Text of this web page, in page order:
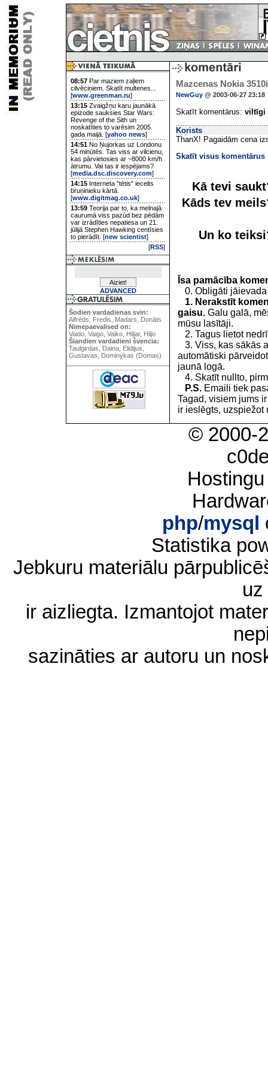
08:57 Par maziem zaļiem
cilvēciņiem. Skatīt multenes...
[www.greenman.ru]
13:15 Zvaigžņu karu jaunākā
epizode sauksies Star Wars:
Revenge of the Sith un
noskatīties to varēsim 2005.
gada maijā. [yahoo news]
14:51 No Ņujorkas uz Londonu
54 minūtēs. Tas viss ar vilcienu,
kas pārvietosies ar ~8000 km/h
ātrumu. Vai tas ir iespējams?
[media.dsc.discovery.com]
14:15 Interneta "tētis" iecelts
bruņinieku kārtā.
[www.digitmag.co.uk]
13:59 Teorija par to, ka melnajā
caurumā viss pazūd bez pēdām
var izrādīties nepatiesa un 21.
jūlijā Stephen Hawking centīsies
to pierādīt. [new scientist]
[RSS]
ADVANCED
Šodien vardadienas svin:
Alfrēds, Fredis, Madars, Donāts
Nimepaevalised on:
Vaido, Vaigo, Vaiko, Hiljar, Hiljo
Šiandien vardadieni švencia:
Taulgirdas, Daina, Elidijus,
Gustavas, Dominykas (Domas)
Mazcenas Nokia
NewGuy @ 2003-06-27 23:18
Skatīt komentārus: viltīgi
Korists
ThanX! Pagaidām cena
Skatīt visus komentārus
Kā tevi
Kāds tev
Un ko
Īsa pamācība
0. Obligāti jāievada
1. Nerakstīt
gaisu. Galu galā,
mūsu lasītāji.
2. Tagus lietot
3. Viss, kas sākās
automātiski
jaunā logā.
4. Skatīt nullto,
P.S. Emaili tiek
Tagad, visiem jums
ir ieslēgts, uzspiežot
© 2000-
php/mysql
Statistika
Jebkuru materiālu
ir aizliegta. Izmantojot
sazināties ar autoru un